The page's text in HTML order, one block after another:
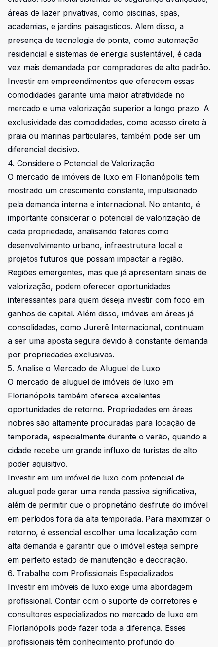
áreas de lazer privativas, como piscinas, spas,
academias, e jardins paisagísticos. Além disso, a
presença de tecnologia de ponta, como automação
residencial e sistemas de energia sustentável, é cada
vez mais demandada por compradores de alto padrão.
Investir em empreendimentos que oferecem essas
comodidades garante uma maior atratividade no
mercado e uma valorização superior a longo prazo. A
exclusividade das comodidades, como acesso direto à
praia ou marinas particulares, também pode ser um
diferencial decisivo.
4. Considere o Potencial de Valorização
O mercado de imóveis de luxo em Florianópolis tem
mostrado um crescimento constante, impulsionado
pela demanda interna e internacional. No entanto, é
importante considerar o potencial de valorização de
cada propriedade, analisando fatores como
desenvolvimento urbano, infraestrutura local e
projetos futuros que possam impactar a região.
Regiões emergentes, mas que já apresentam sinais de
valorização, podem oferecer oportunidades
interessantes para quem deseja investir com foco em
ganhos de capital. Além disso, imóveis em áreas já
consolidadas, como Jurerê Internacional, continuam
a ser uma aposta segura devido à constante demanda
por propriedades exclusivas.
5. Analise o Mercado de Aluguel de Luxo
O mercado de aluguel de imóveis de luxo em
Florianópolis também oferece excelentes
oportunidades de retorno. Propriedades em áreas
nobres são altamente procuradas para locação de
temporada, especialmente durante o verão, quando a
cidade recebe um grande influxo de turistas de alto
poder aquisitivo.
Investir em um imóvel de luxo com potencial de
aluguel pode gerar uma renda passiva significativa,
além de permitir que o proprietário desfrute do imóvel
em períodos fora da alta temporada. Para maximizar o
retorno, é essencial escolher uma localização com
alta demanda e garantir que o imóvel esteja sempre
em perfeito estado de manutenção e decoração.
6. Trabalhe com Profissionais Especializados
Investir em imóveis de luxo exige uma abordagem
profissional. Contar com o suporte de corretores e
consultores especializados no mercado de luxo em
Florianópolis pode fazer toda a diferença. Esses
profissionais têm conhecimento profundo do